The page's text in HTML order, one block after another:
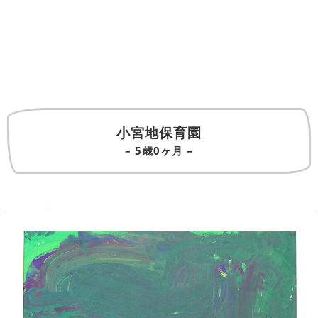
小宮地保育園
– 5歳0ヶ月 –